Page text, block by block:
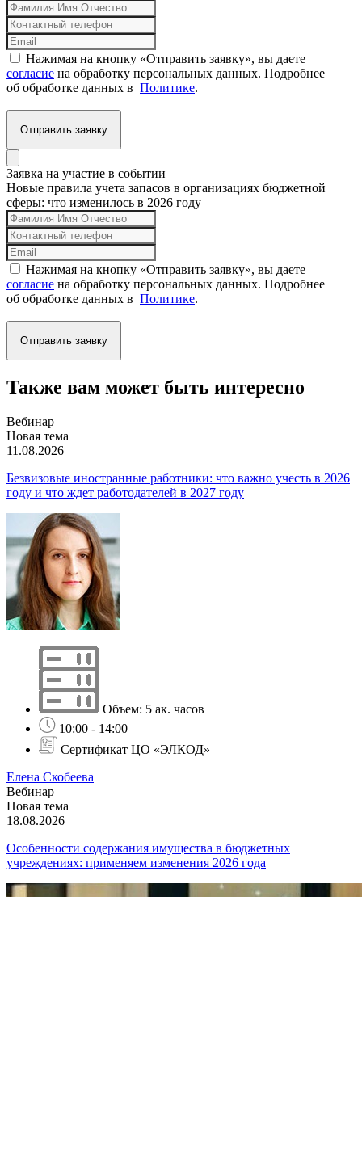
Нажимая на кнопку «Отправить заявку», вы даете
согласие на обработку персональных данных. Подробнее
об обработке данных в Политике.
Отправить заявку
Заявка на участие в событии
Новые правила учета запасов в организациях бюджетной
сферы: что изменилось в 2026 году
Нажимая на кнопку «Отправить заявку», вы даете
согласие на обработку персональных данных. Подробнее
об обработке данных в Политике.
Отправить заявку
Также вам может быть интересно
Вебинар
Новая тема
11.08.2026
Безвизовые иностранные работники: что важно учесть в 2026
году и что ждет работодателей в 2027 году
Объем: 5 ак. часов
10:00 - 14:00
Сертификат ЦО «ЭЛКОД»
Елена Скобеева
Вебинар
Новая тема
18.08.2026
Особенности содержания имущества в бюджетных
учреждениях: применяем изменения 2026 года